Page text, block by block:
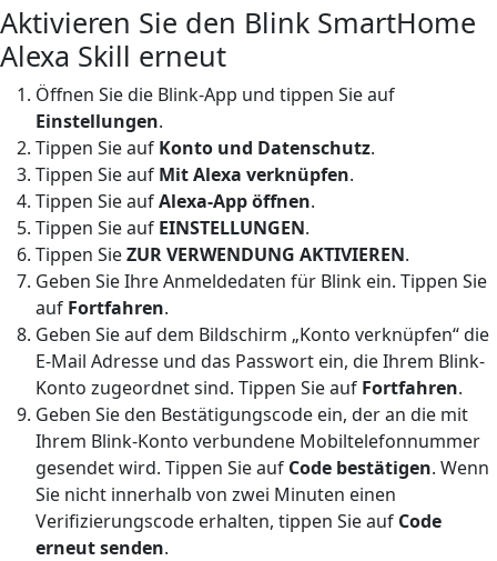
Aktivieren Sie den Blink SmartHome
Alexa Skill erneut
Öffnen Sie die Blink-App und tippen Sie auf
Einstellungen.
Tippen Sie auf Konto und Datenschutz.
Tippen Sie auf Mit Alexa verknüpfen.
Tippen Sie aufAlexa-App öffnen.
Tippen Sie auf EINSTELLUNGEN.
Tippen SieZURVERWENDUNG AKTIVIEREN.
Geben Sie Ihre Anmeldedaten für Blink ein. Tippen Sie
auf Fortfahren.
Geben Sie auf dem Bildschirm „Konto verknüpfen“ die
E-Mail Adresse und das Passwort ein, die Ihrem Blink-
Konto zugeordnet sind. Tippen Sie auf Fortfahren.
Geben Sie den Bestätigungscode ein, der an die mit
Ihrem Blink-Konto verbundene Mobiltelefonnummer
gesendet wird. Tippen Sie auf Code bestätigen. Wenn
Sie nicht innerhalb von zwei Minuten einen
Verifizierungscode erhalten, tippen Sie auf Code
erneut senden.